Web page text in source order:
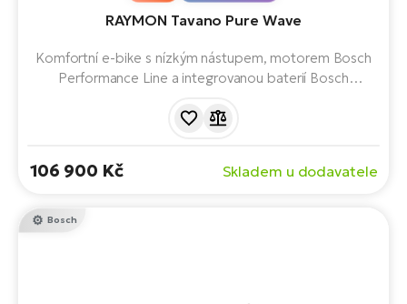
RAYMON Tavano Pure Wave
Komfortní e-bike s nízkým nástupem, motorem Bosch
Performance Line a integrovanou baterií Bosch
díky pohodlné geometrii, kvalitní výbavě a vysokému
106 900 Kč Skladem u dodavatele
Bosch